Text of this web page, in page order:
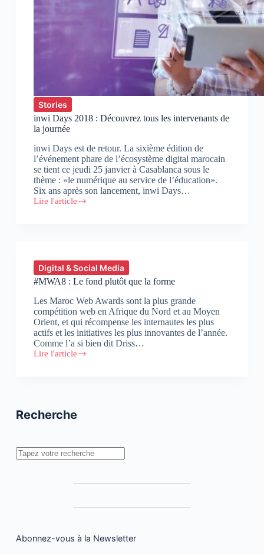
Stories
inwi Days 2018 : Découvrez tous les intervenants de
la journée
inwi Days est de retour. La sixième édition de
l’événement phare de l’écosystème digital marocain
se tient ce jeudi 25 janvier à Casablanca sous le
thème : «le numérique au service de l’éducation».
Six ans après son lancement, inwi Days…
Lire l'article
inwi
les
intervenants
de
journée
Digital & Social Media
#MWA8 : Le fond plutôt que la forme
Les Maroc Web Awards sont la plus grande
compétition web en Afrique du Nord et au Moyen
Orient, et qui récompense les internautes les plus
actifs et les initiatives les plus innovantes de l’année.
Comme l’a si bien dit Driss…
Lire l'article
#MWA8
la
Recherche
Rechercher
Abonnez-vous à la Newsletter